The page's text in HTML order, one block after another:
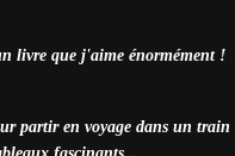
livre que j'aime énormément !
partir en voyage dans un